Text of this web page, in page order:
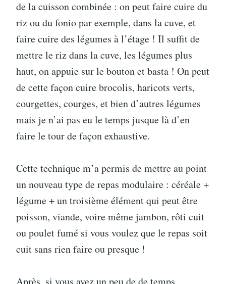
de la cuisson combinée : on peut faire cuire du
riz ou du fonio par exemple, dans la cuve, et
faire cuire des légumes à l’étage ! Il suffit de
mettre le riz dans la cuve, les légumes plus
haut, on appuie sur le bouton et basta ! On peut
de cette façon cuire brocolis, haricots verts,
courgettes, courges, et bien d’autres légumes
mais je n’ai pas eu le temps jusque là d’en
faire le tour de façon exhaustive.
Cette technique m’a permis de mettre au point
un nouveau type de repas modulaire : céréale +
légume + un troisième élément qui peut être
poisson, viande, voire même jambon, rôti cuit
ou poulet fumé si vous voulez que le repas soit
cuit sans rien faire ou presque !